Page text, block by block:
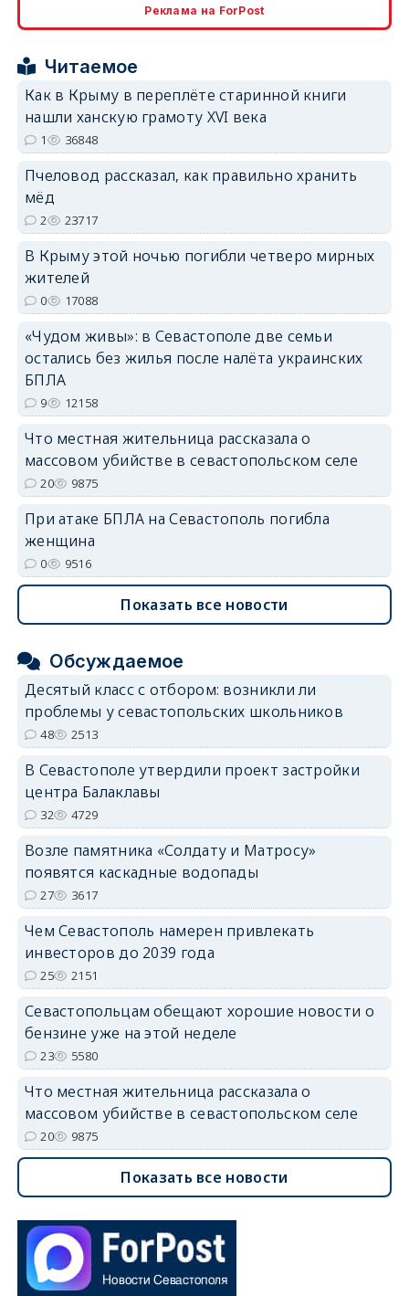
erid: 2SDnjcrDNw6
erid: 2SDnjdPjgYS
Реклама на ForPost
Читаемое
Как в Крыму в переплёте старинной книги
нашли ханскую грамоту XVI века
1 36848
Пчеловод рассказал, как правильно хранить
мёд
2 23717
В Крыму этой ночью погибли четверо мирных
жителей
0 17088
«Чудом живы»: в Севастополе две семьи
остались без жилья после налёта украинских
БПЛА
9 12158
Что местная жительница рассказала о
массовом убийстве в севастопольском селе
20 9875
При атаке БПЛА на Севастополь погибла
женщина
0 9516
Показать все новости
Обсуждаемое
Десятый класс с отбором: возникли ли
проблемы у севастопольских школьников
48 2513
В Севастополе утвердили проект застройки
центра Балаклавы
32 4729
Возле памятника «Солдату и Матросу»
появятся каскадные водопады
27 3617
Чем Севастополь намерен привлекать
инвесторов до 2039 года
25 2151
Севастопольцам обещают хорошие новости о
бензине уже на этой неделе
23 5580
Что местная жительница рассказала о
массовом убийстве в севастопольском селе
20 9875
Показать все новости